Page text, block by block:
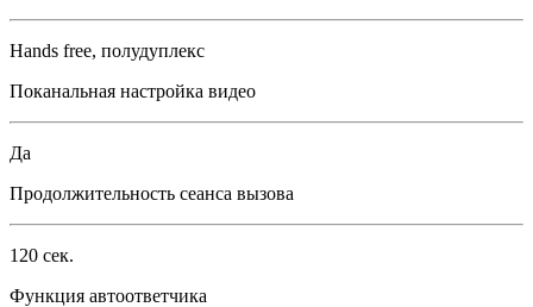
Hands free, полудуплекс
Поканальная настройка видео
Да
Продолжительность сеанса вызова
120 сек.
Функция автоответчика